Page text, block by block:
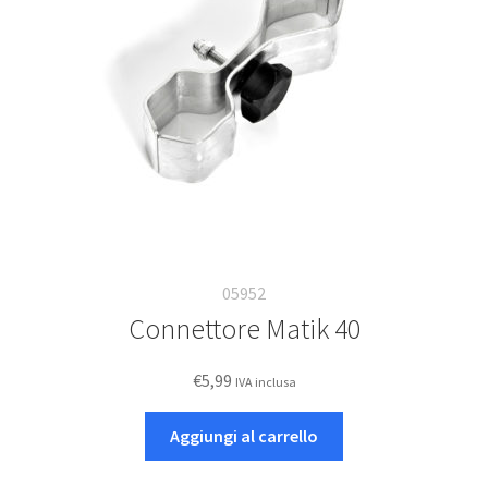
05952
Connettore Matik 40
€5,99 IVA inclusa
Aggiungi al carrello